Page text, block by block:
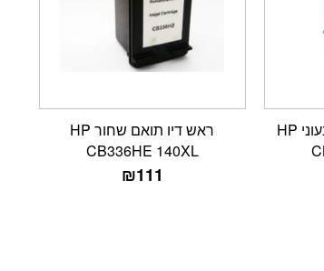
ראש דיו תואם חדש צבעוני HP
ראש דיו תואם שחור HP
CB336HE 140XL
₪111